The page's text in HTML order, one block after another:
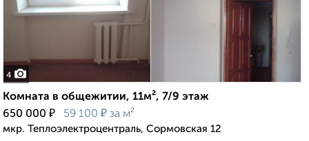
4
Комната в общежитии, 11м², 7/9 этаж
650 000 ₽ 59 100 ₽ за м²
мкр. Теплоэлектроцентраль, Сормовская 12